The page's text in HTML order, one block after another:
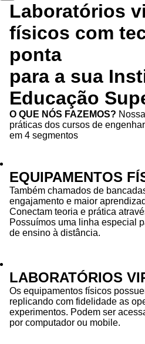
Laboratórios
físicos com
ponta
para a sua
Educação
O QUE NÓS FAZEMOS?
práticas dos cursos de
em 4 segmentos
EQUIPAMENTOS
Também chamados de
engajamento e maior
Conectam teoria e prática
Possuímos uma linha especial
de ensino à distância.
LABORATÓRIOS
Os equipamentos físicos
replicando com fidelidade as
experimentos. Podem ser
por computador ou mobile.